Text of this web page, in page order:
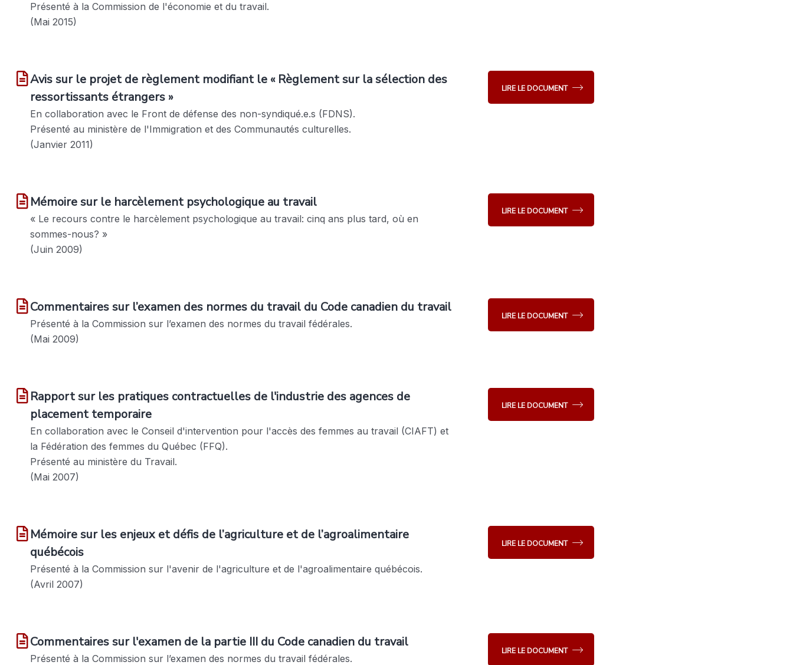
Présenté à la Commission de l'économie et du travail.
(Mai 2015)
Avis sur le projet de règlement modifiant le « Règlement sur la sélection des
ressortissants étrangers »
En collaboration avec le Front de défense des non-syndiqué.e.s (FDNS).
Présenté au ministère de l'Immigration et des Communautés culturelles.
(Janvier 2011)
LIRE LE DOCUMENT
Mémoire sur le harcèlement psychologique au travail
« Le recours contre le harcèlement psychologique au travail: cinq ans plus tard, où en
sommes-nous? »
(Juin 2009)
LIRE LE DOCUMENT
Commentaires sur l’examen des normes du travail du Code canadien du travail
Présenté à la Commission sur l’examen des normes du travail fédérales.
(Mai 2009)
LIRE LE DOCUMENT
Rapport sur les pratiques contractuelles de l'industrie des agences de
placement temporaire
En collaboration avec le Conseil d'intervention pour l'accès des femmes au travail (CIAFT) et
la Fédération des femmes du Québec (FFQ).
Présenté au ministère du Travail.
(Mai 2007)
LIRE LE DOCUMENT
Mémoire sur les enjeux et défis de l’agriculture et de l’agroalimentaire
québécois
Présenté à la Commission sur l'avenir de l'agriculture et de l'agroalimentaire québécois.
(Avril 2007)
LIRE LE DOCUMENT
Commentaires sur l'examen de la partie III du Code canadien du travail
Présenté à la Commission sur l’examen des normes du travail fédérales.
LIRE LE DOCUMENT